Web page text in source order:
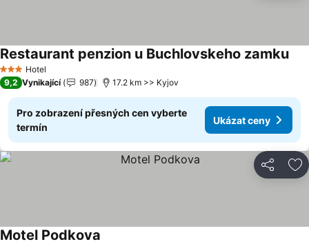
3 Počet hvězdiček
Hotel
Restaurant penzion u Buchlovskeho zamku
9,2 Vynikající 987 17.2 km >> Kyjov
Pro zobrazení přesných cen vyberte
termín
Ukázat ceny
Sdílet
Motel Podkova